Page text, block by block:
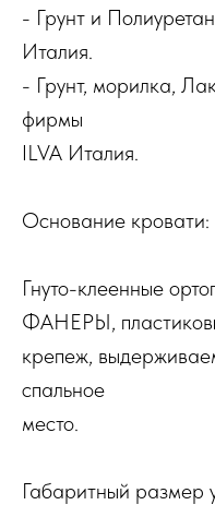
- Грунт и
Италия.
- Грунт, морилка,
фирмы
ILVA Италия.
Основание кровати:
Гнуто-клеенные
ФАНЕРЫ,
крепеж,
спальное
место.
Габаритный размер